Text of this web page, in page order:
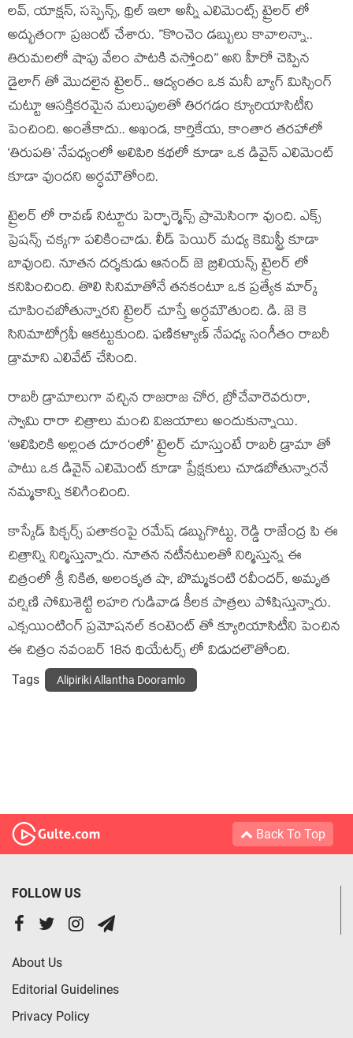
లవ్, యాక్షన్, సస్పెన్స్, థ్రిల్ ఇలా అన్నీ ఎలిమెంట్స్ ట్రైలర్ లో
అద్భుతంగా ప్రజంట్ చేశారు. ”కొంచెం డబ్బులు కావాలన్నా..
తిరుమలలో షాపు వేలం పాటకి వస్తోంది” అని హీరో చెప్పిన
డైలాగ్ తో మొదలైన ట్రైలర్.. ఆద్యంతం ఒక మనీ బ్యాగ్ మిస్సింగ్
చుట్టూ ఆసక్తికరమైన మలుపులతో తిరగడం క్యూరియాసిటీని
పెంచింది. అంతేకాదు.. అఖండ, కార్తికేయ, కాంతార తరహాలో
‘తిరుపతి’ నేపధ్యంలో అలిపిరి కథలో కూడా ఒక డివైన్ ఎలిమెంట్
కూడా వుందని అర్ధమౌతోంది.
ట్రైలర్ లో రావణ్ నిట్టూరు పెర్ఫార్మెన్స్ ప్రామెసింగా వుంది. ఎక్స్
ప్రెషన్స్ చక్కగా పలికించాడు. లీడ్ పెయిర్ మధ్య కెమిస్ట్రీ కూడా
బావుంది. నూతన దర్శకుడు ఆనంద్ జె బ్రిలియన్స్ ట్రైలర్ లో
కనిపించింది. తొలి సినిమాతోనే తనకంటూ ఒక ప్రత్యేక మార్క్
చూపించబోతున్నారని ట్రైలర్ చూస్తే అర్ధమౌతుంది. డి. జె కె
సినిమాటోగ్రఫీ ఆకట్టుకుంది. ఫణికళ్యాణ్ నేపధ్య సంగీతం రాబరీ
డ్రామాని ఎలివేట్ చేసింది.
రాబరీ డ్రామాలుగా వచ్చిన రాజరాజ చోర, బ్రోచేవారెవరురా,
స్వామి రారా చిత్రాలు మంచి విజయాలు అందుకున్నాయి.
‘ఆలిపిరికి అల్లంత దూరంలో’ ట్రైలర్ చూస్తుంటే రాబరీ డ్రామా తో
పాటు ఒక డివైన్ ఎలిమెంట్ కూడా ప్రేక్షకులు చూడబోతున్నారనే
నమ్మకాన్ని కలిగించింది.
కాస్కేడ్ పిక్చర్స్ పతాకంపై రమేష్ డబ్బుగొట్టు, రెడ్డి రాజేంద్ర పి ఈ
చిత్రాన్ని నిర్మిస్తున్నారు. నూతన నటీనటులతో నిర్మిస్తున్న ఈ
చిత్రంలో శ్రీ నికిత, అలంకృత షా, బొమ్మకంటి రవీందర్, అమృత
వర్షిణి సోమిశెట్టి లహరి గుడివాడ కీలక పాత్రలు పోషిస్తున్నారు.
ఎక్సయింటింగ్ ప్రమోషనల్ కంటెంట్ తో క్యూరియాసిటీని పెంచిన
ఈ చిత్రం నవంబర్ 18న థియేటర్స్ లో విడుదలౌతోంది.
Tags Alipiriki Allantha Dooramlo
Back To Top
FOLLOW US
About Us
Editorial Guidelines
Privacy Policy